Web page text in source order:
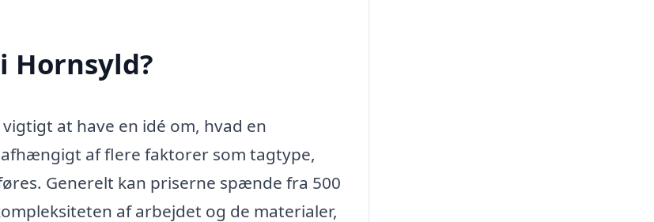
Hornsyld?
at have en idé om, hvad en
af flere faktorer som tagtype,
Generelt kan priserne spænde fra 500
af arbejdet og de materialer,